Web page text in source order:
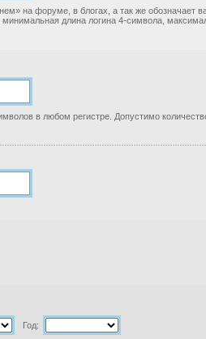
на форуме, в блогах, а так же обозначает
минимальная длина логина 4-символа,
в любом регистре. Допустимо
Год: